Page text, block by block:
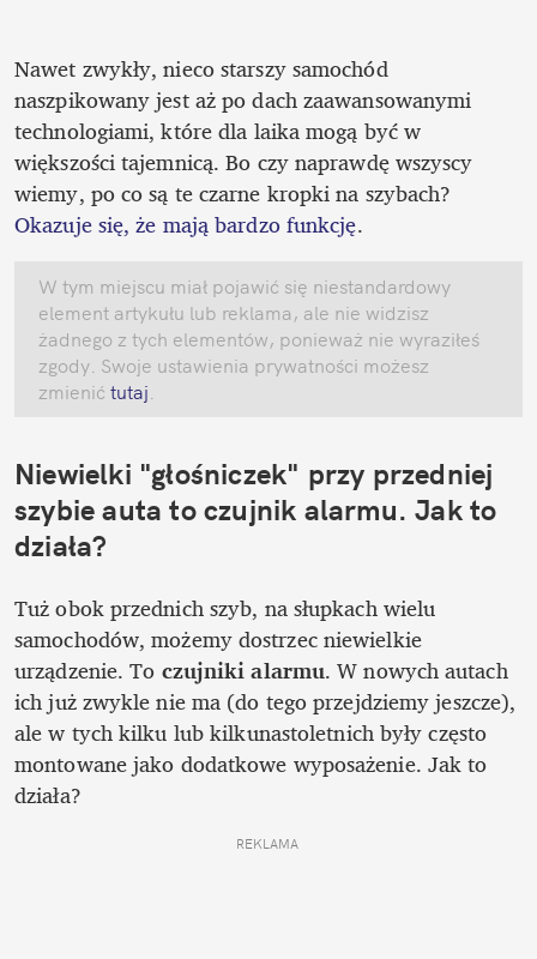
Nawet zwykły, nieco starszy samochód
naszpikowany jest aż po dach zaawansowanymi
technologiami, które dla laika mogą być w
większości tajemnicą. Bo czy naprawdę wszyscy
Okazuje się, że mają bardzo funkcję.
W tym miejscu miał pojawić się niestandardowy
element artykułu lub reklama, ale nie widzisz
żadnego z tych elementów, ponieważ nie wyraziłeś
zgody. Swoje ustawienia prywatności możesz
zmienić tutaj.
Niewielki "głośniczek" przy przedniej
szybie auta to czujnik alarmu. Jak to
działa?
Tuż obok przednich szyb, na słupkach wielu
samochodów, możemy dostrzec niewielkie
urządzenie. To czujniki alarmu. W nowych autach
ich już zwykle nie ma (do tego przejdziemy jeszcze),
ale w tych kilku lub kilkunastoletnich były często
montowane jako dodatkowe wyposażenie. Jak to
działa?
REKLAMA